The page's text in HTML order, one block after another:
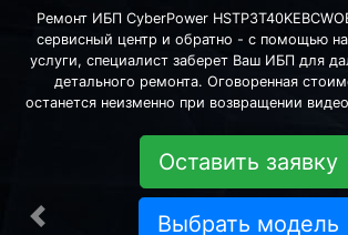
Ремонт ИБП CyberPower
сервисный центр и обратно - с помощью
услуги, специалист заберет Ваш ИБП для
детального ремонта. Оговоренная
останется неизменно при возвращении
Оставить заявку
Выбрать модель
Предыдущая